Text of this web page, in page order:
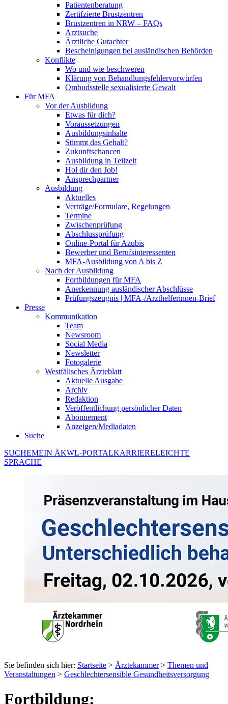
Patientenberatung
Zertifzierte Brustzentren
Brustzentren in NRW – FAQs
Arztsuche
Ärztliche Gutachter
Bescheinigungen bei ausländischen Behörden
Konflikte
Wo und wie beschweren
Klärung von Behandlungsfehlervorwürfen
Ombudsstelle sexualisierte Gewalt
Für MFA
Vor der Ausbildung
Etwas für dich?
Voraussetzungen
Ausbildungsinhalte
Stimmt das Gehalt?
Zukunftschancen
Ausbildung in Teilzeit
Hol dir den Job!
Ansprechpartner
Ausbildung
Aktuelles
Verträge/Formulare, Regelungen
Termine
Zwischenprüfung
Abschlussprüfung
Online-Portal für Azubis
Bewerber und Berufsinteressenten
MFA-Ausbildung von A bis Z
Nach der Ausbildung
Fortbildungen für MFA
Anerkennung ausländischer Abschlüsse
Prüfungszeugnis | MFA-/Arzthelferinnen-Brief
Presse
Kommunikation
Team
Newsroom
Social Media
Newsletter
Fotogalerie
Westfälisches Ärzteblatt
Aktuelle Ausgabe
Archiv
Redaktion
Veröffentlichung persönlicher Daten
Abonnement
Anzeigen/Mediadaten
Suche
SUCHEMEIN ÄKWL-PORTALKARRIERELEICHTE
SPRACHE
Sie befinden sich hier: Startseite > Ärztekammer> Themen und
Veranstaltungen > Geschlechtersensible Gesundheitsversorgung
Fortbildung: